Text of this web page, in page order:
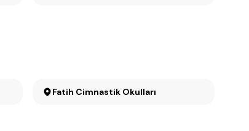
Fatih Cimnastik Okulları